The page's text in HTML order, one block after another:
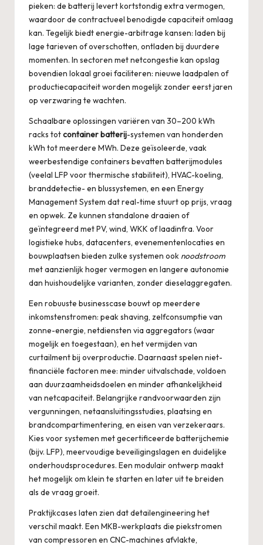
pieken: de batterij levert kortstondig extra vermogen,
waardoor de contractueel benodigde capaciteit omlaag
kan. Tegelijk biedt energie-arbitrage kansen: laden bij
lage tarieven of overschotten, ontladen bij duurdere
momenten. In sectoren met netcongestie kan opslag
bovendien lokaal groei faciliteren: nieuwe laadpalen of
productiecapaciteit worden mogelijk zonder eerst jaren
op verzwaring te wachten.
Schaalbare oplossingen variëren van 30–200 kWh
racks totcontainer batterij-systemen van honderden
kWh tot meerdere MWh. Deze geïsoleerde, vaak
weerbestendige containers bevatten batterijmodules
(veelal LFP voor thermische stabiliteit), HVAC-koeling,
branddetectie- en blussystemen, en een Energy
Management System dat real-time stuurt op prijs, vraag
en opwek. Ze kunnen standalone draaien of
geïntegreerd met PV, wind, WKK of laadinfra. Voor
logistieke hubs, datacenters, evenementenlocaties en
bouwplaatsen bieden zulke systemen ook noodstroom
met aanzienlijk hoger vermogen en langere autonomie
dan huishoudelijke varianten, zonder dieselaggregaten.
Een robuuste businesscase bouwt op meerdere
inkomstenstromen: peak shaving, zelfconsumptie van
zonne-energie, netdiensten via aggregators (waar
mogelijk en toegestaan), en het vermijden van
curtailment bij overproductie. Daarnaast spelen niet-
financiële factoren mee: minder uitvalschade, voldoen
aan duurzaamheidsdoelen en minder afhankelijkheid
van netcapaciteit. Belangrijke randvoorwaarden zijn
vergunningen, netaansluitingsstudies, plaatsing en
brandcompartimentering, en eisen van verzekeraars.
Kies voor systemen met gecertificeerde batterijchemie
(bijv. LFP), meervoudige beveiligingslagen en duidelijke
onderhoudsprocedures. Een modulair ontwerp maakt
het mogelijk om klein te starten en later uit te breiden
als de vraag groeit.
Praktijkcases laten zien dat detailengineering het
verschil maakt. Een MKB-werkplaats die piekstromen
van compressoren en CNC-machines afvlakte,